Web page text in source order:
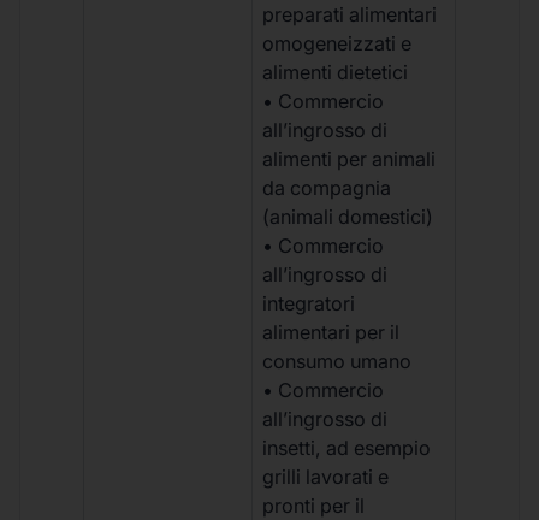
preparati alimentari
omogeneizzati e
alimenti dietetici
• Commercio
all’ingrosso di
alimenti per animali
da compagnia
(animali domestici)
• Commercio
all’ingrosso di
integratori
alimentari per il
consumo umano
• Commercio
all’ingrosso di
insetti, ad esempio
grilli lavorati e
pronti per il